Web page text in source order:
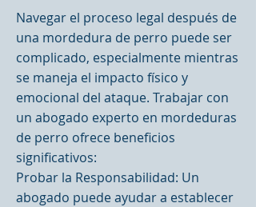
Navegar el proceso legal después de
una mordedura de perro puede ser
complicado, especialmente mientras
se maneja el impacto físico y
emocional del ataque. Trabajar con
un abogado experto en mordeduras
de perro ofrece beneficios
significativos:
Probar la Responsabilidad: Un
abogado puede ayudar a establecer